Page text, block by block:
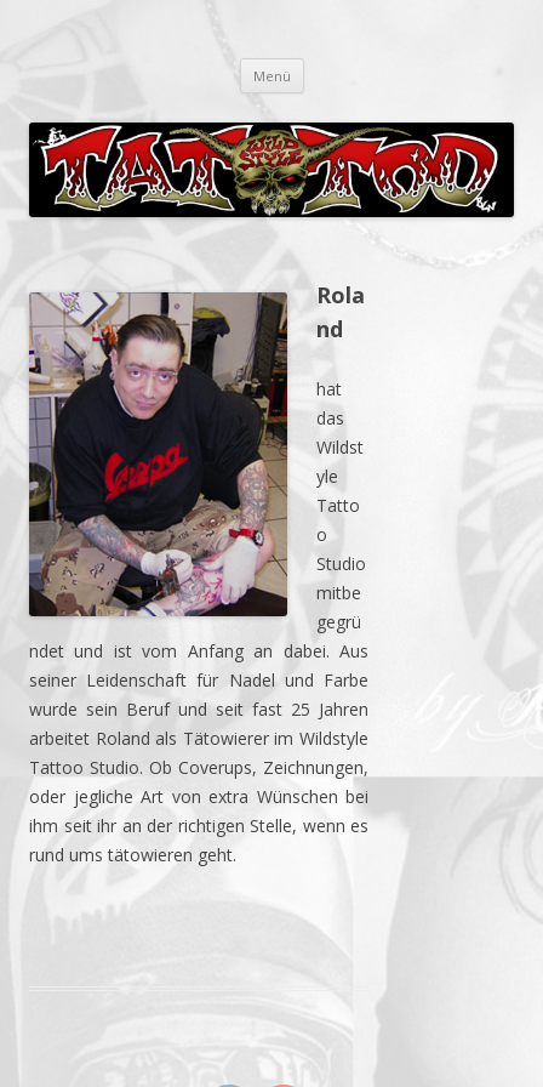
Wildstyle Tattoo Berlin Neukölln
Menü Zum
Rola
nd
hat
das
Wildst
yle
Tatto
o
Studio
mitbe
gegrü
ndet und ist vom Anfang an dabei. Aus
seiner Leidenschaft für Nadel und Farbe
wurde sein Beruf und seit fast 25 Jahren
arbeitet Roland als Tätowierer im Wildstyle
Tattoo Studio. Ob Coverups, Zeichnungen,
oder jegliche Art von extra Wünschen bei
ihm seit ihr an der richtigen Stelle, wenn es
rund ums tätowieren geht.